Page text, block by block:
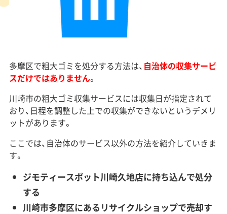
多摩区で粗大ゴミを処分する方法は、 自治体の収集サービ
スだけではありません。
川崎市の粗大ゴミ収集サービスには収集日が指定されて
おり、日程を調整した上での収集ができないというデメリ
ットがあります。
ここでは、自治体のサービス以外の方法を紹介していきま
す。
ジモティースポット川崎久地店に持ち込んで処分
する
川崎市多摩区にあるリサイクルショップで売却す